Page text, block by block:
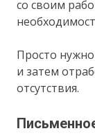
со своим
Просто
и затем
отсутствия.